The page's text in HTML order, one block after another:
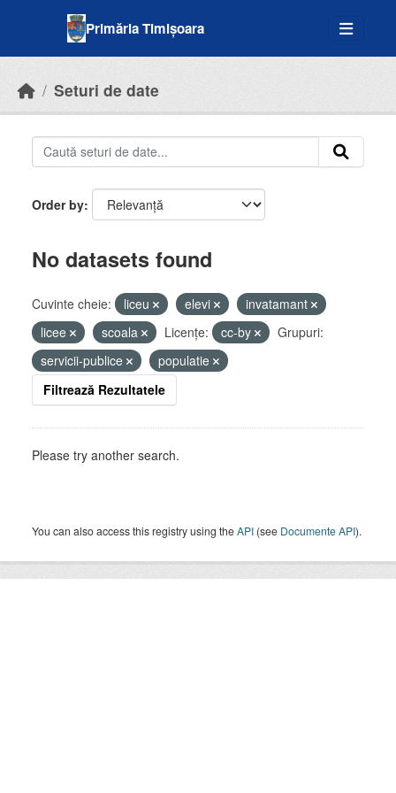
Primăria Timișoara
Seturi de date
Order by
No datasets found
Cuvinte cheie: liceu elevi
invatamant
licee
scoala Licenţe: cc-by
Grupuri:
servicii-publice
populatie
Filtrează Rezultatele
Please try another search.
You can also access this registry using theAPI (see Documente API).